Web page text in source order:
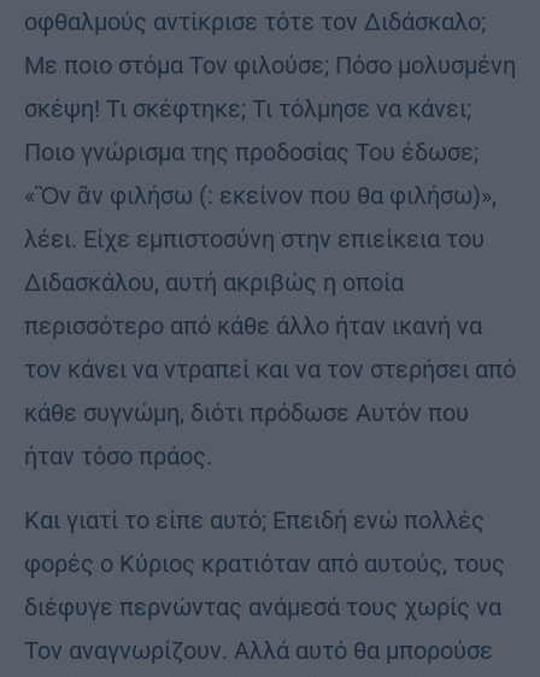
οφθαλμούς αντίκρισε τότε τον Διδάσκαλο;
Με ποιο στόμα Τον φιλούσε; Πόσο μολυσμένη
σκέψη! Τι σκέφτηκε; Τι τόλμησε να κάνει;
Ποιο γνώρισμα της προδοσίας Του έδωσε;
«Ὃν ἂν φιλήσω (: εκείνον που θα φιλήσω)»,
λέει. Είχε εμπιστοσύνη στην επιείκεια του
Διδασκάλου, αυτή ακριβώς η οποία
περισσότερο από κάθε άλλο ήταν ικανή να
τον κάνει να ντραπεί και να τον στερήσει από
κάθε συγνώμη, διότι πρόδωσε Αυτόν που
ήταν τόσο πράος.
Και γιατί το είπε αυτό; Επειδή ενώ πολλές
φορές ο Κύριος κρατιόταν από αυτούς, τους
διέφυγε περνώντας ανάμεσά τους χωρίς να
Τον αναγνωρίζουν. Αλλά αυτό θα μπορούσε